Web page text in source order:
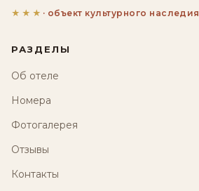
★★★ · объект культурного наследия
РАЗДЕЛЫ
Об отеле
Номера
Фотогалерея
Отзывы
Контакты